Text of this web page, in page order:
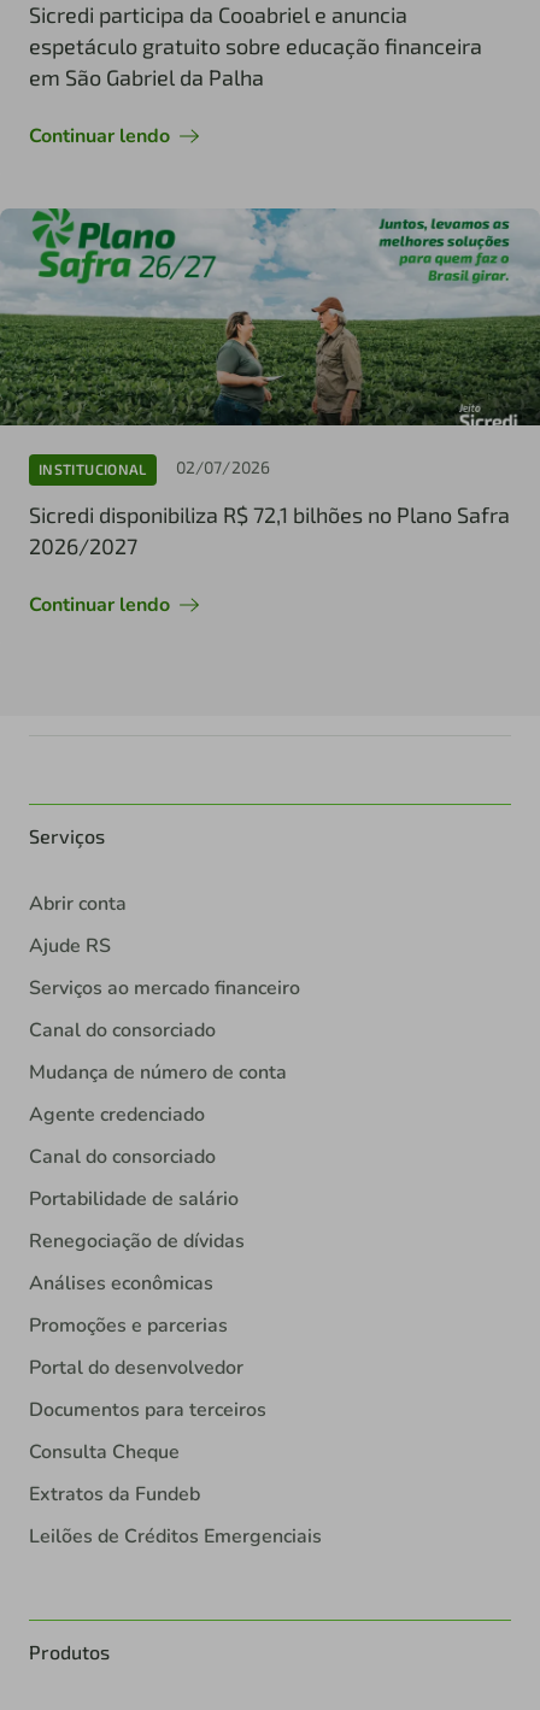
Sicredi participa da Cooabriel e anuncia
espetáculo gratuito sobre educação financeira
em São Gabriel da Palha
Continuar lendo
INSTITUCIONAL 02/07/2026
Sicredi disponibiliza R$ 72,1 bilhões no Plano Safra
2026/2027
Continuar lendo
Serviços
Abrir conta
Ajude RS
Serviços ao mercado financeiro
Canal do consorciado
Mudança de número de conta
Agente credenciado
Canal do consorciado
Portabilidade de salário
Renegociação de dívidas
Análises econômicas
Promoções e parcerias
Portal do desenvolvedor
Documentos para terceiros
Consulta Cheque
Extratos da Fundeb
Leilões de Créditos Emergenciais
Produtos